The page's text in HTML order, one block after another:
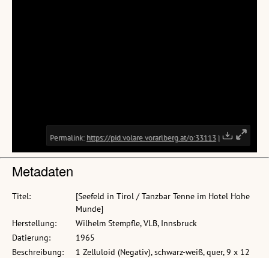
Metadaten
Titel:
[Seefeld in Tirol / Tanzbar Tenne im Hotel Hohe
Munde]
Herstellung:
Wilhelm Stempfle, VLB, Innsbruck
Datierung:
1965
Beschreibung:
1 Zelluloid (Negativ), schwarz-weiß, quer, 9 x 12